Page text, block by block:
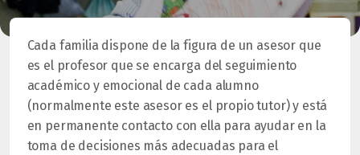
Cada familia dispone de la figura de un asesor que
es el profesor que se encarga del seguimiento
académico y emocional de cada alumno
(normalmente este asesor es el propio tutor) y está
en permanente contacto con ella para ayudar en la
toma de decisiones más adecuadas para el